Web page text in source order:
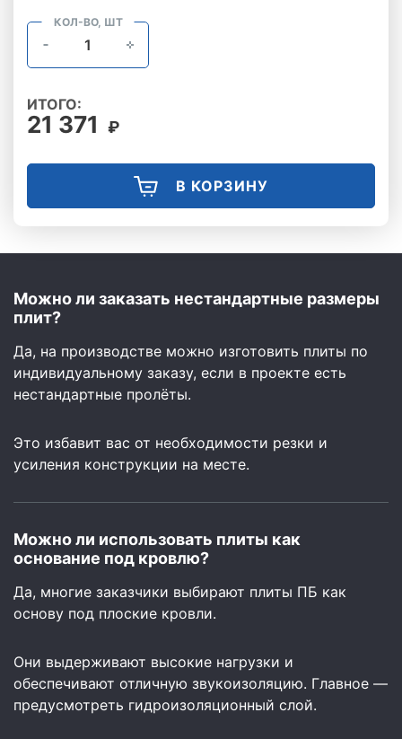
КОЛ-ВО, ШТ
ИТОГО:
21 371 ₽
В КОРЗИНУ
Можно ли заказать нестандартные размеры
плит?
Да, на производстве можно изготовить плиты по
индивидуальному заказу, если в проекте есть
нестандартные пролёты.
Это избавит вас от необходимости резки и
усиления конструкции на месте.
Можно ли использовать плиты как
основание под кровлю?
Да, многие заказчики выбирают плиты ПБ как
основу под плоские кровли.
Они выдерживают высокие нагрузки и
обеспечивают отличную звукоизоляцию. Главное —
предусмотреть гидроизоляционный слой.